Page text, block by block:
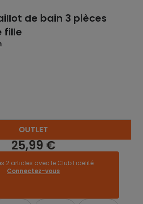
de bain 3 pièces
fille
OUTLET
25,99 €
2 articles avec le Club Fidélité
Connectez-vous